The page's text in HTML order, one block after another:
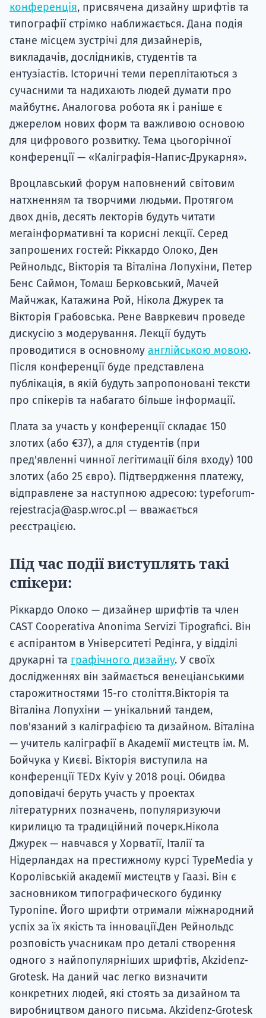
конференція, присвячена дизайну шрифтів та
типографії стрімко наближається. Дана подія
стане місцем зустрічі для дизайнерів,
викладачів, дослідників, студентів та
ентузіастів. Історичні теми переплітаються з
сучасними та надихають людей думати про
майбутнє. Аналогова робота як і раніше є
джерелом нових форм та важливою основою
для цифрового розвитку. Тема цьогорічної
конференції — «Каліграфія-Напис-Друкарня».
Вроцлавський форум наповнений світовим
натхненням та творчими людьми. Протягом
двох днів, десять лекторів будуть читати
мегаінформативні та корисні лекції. Серед
запрошених гостей: Ріккардо Олоко, Ден
Рейнольдс, Вікторія та Віталіна Лопухіни, Петер
Бенс Саймон, Томаш Берковський, Мачей
Майчжак, Катажина Рой, Нікола Джурек та
Вікторія Грабовська. Рене Вавркевич проведе
дискусію з модерування. Лекції будуть
проводитися в основному англійською мовою.
Після конференції буде представлена ​​
публікація, в якій будуть запропоновані тексти
про спікерів та набагато більше інформації.
Плата за участь у конференції складає 150
злотих (або €37), а для студентів (при
пред'явленні чинної легітимації біля входу) 100
злотих (або 25 євро). Підтвердження платежу,
відправлене за наступною адресою: typeforum-
rejestracja@asp.wroc.pl — вважається
реєстрацією.
Під час події виступлять такі
спікери:
Ріккардо Олоко — дизайнер шрифтів та член
CAST Cooperativa Anonima Servizi Tipografici. Він
є аспірантом в Університеті Редінга, у відділі
друкарні та графічного дизайну. У своїх
дослідженнях він займається венеціанськими
старожитностями 15-го століття.Вікторія та
Віталіна Лопухіни — унікальний тандем,
пов'язаний з каліграфією та дизайном. Віталіна
— учитель каліграфії в Академії мистецтв ім. М.
Бойчука у Києві. Вікторія виступила на
конференції TEDx Kyiv у 2018 році. Обидва
доповідачі беруть участь у проектах
літературних позначень, популяризуючи
кирилицю та традиційний почерк.Нікола
Джурек — навчався у Хорватії, Італії та
Нідерландах на престижному курсі TypeMedia у
Королівській академії мистецтв у Гаазі. Він є
засновником типографического будинку
Typonine. Його шрифти отримали міжнародний
успіх за їх якість та інновації.Ден Рейнольдс
розповість учасникам про деталі створення
одного з найпопулярніших шрифтів, Akzidenz-
Grotesk. На даний час легко визначити
конкретних людей, які стоять за дизайном та
виробництвом даного письма. Akzidenz-Grotesk